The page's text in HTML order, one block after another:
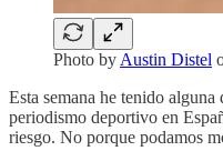
Photo by Austin Distel
Esta semana he tenido
periodismo deportivo en
riesgo. No porque podamos